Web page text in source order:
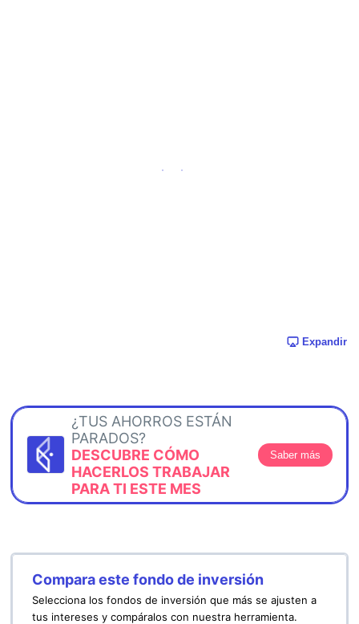
Expandir
¿TUS AHORROS ESTÁN
PARADOS?
DESCUBRE CÓMO
HACERLOS TRABAJAR
PARA TI ESTE MES
Saber más
Compara este fondo de inversión
Selecciona los fondos de inversión que más se ajusten a
tus intereses y compáralos con nuestra herramienta.